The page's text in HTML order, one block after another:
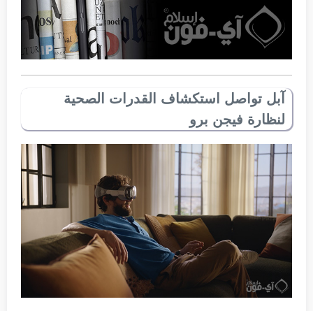
آبل تواصل استكشاف القدرات الصحية
لنظارة فيجن برو